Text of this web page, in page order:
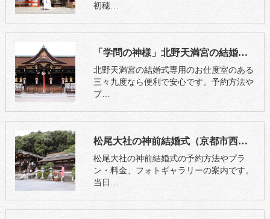
初穂…
「学問の神様」北野天満宮の結婚式（京都市上京区）
北野天満宮の結婚式専用のお仕度室のある
三々九度なら便利で安心です。予約方法や
プ…
松尾大社の神前結婚式（京都市西京区）
松尾大社の神前結婚式の予約方法やプラ
ン・料金、フォトギャラリーの案内です。
当日…